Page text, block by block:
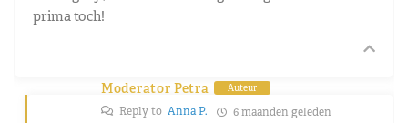
prima toch!
Moderator Petra Auteur
Reply to Anna P. 6 maanden geleden